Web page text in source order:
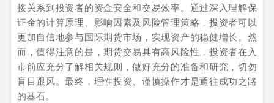
接关系到投资者的资金安全和交易效率。通过深入理解保
证金的计算原理、影响因素及风险管理策略，投资者可以
更加自信地参与国际期货市场，实现资产的稳健增长。然
而，值得注意的是，期货交易具有高风险性，投资者在入
市前应充分了解相关规则，做好充分的准备和研究，切勿
盲目跟风。最终，理性投资、谨慎操作才是通往成功之路
的基石。